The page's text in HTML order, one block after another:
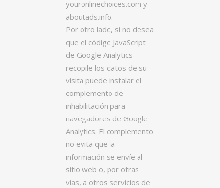
youronlinechoices.com y
aboutads.info.
Por otro lado, si no desea
que el código JavaScript
de Google Analytics
recopile los datos de su
visita puede instalar el
complemento de
inhabilitación para
navegadores de Google
Analytics. El complemento
no evita que la
información se envíe al
sitio web o, por otras
vías, a otros servicios de